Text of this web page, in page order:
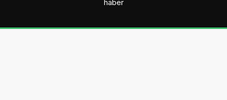
haber